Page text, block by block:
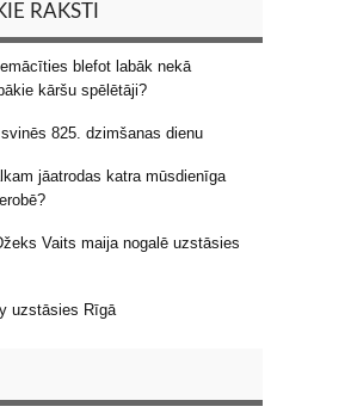
RAKSTI
blefot labāk nekā
kāršu spēlētāji?
825. dzimšanas dienu
jāatrodas katra mūsdienīga
Vaits maija nogalē uzstāsies
uzstāsies Rīgā